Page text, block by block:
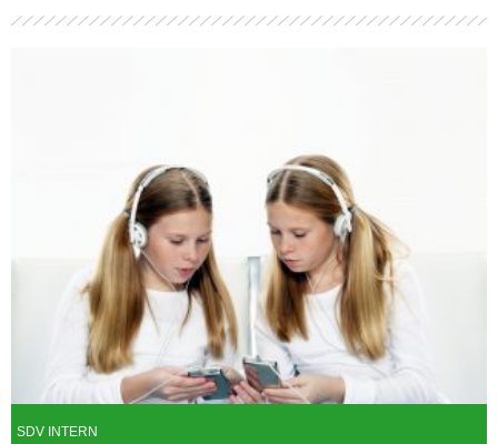
SDV INTERN